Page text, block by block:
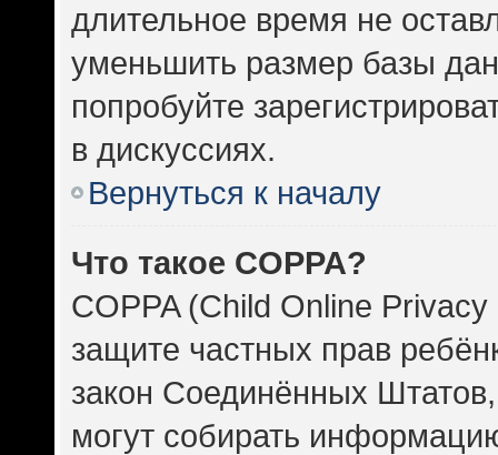
длительное время не
уменьшить размер базы
попробуйте
в дискуссиях.
Вернуться к началу
Что такое COPPA?
COPPA (Child Online
защите частных прав
закон Соединённых
могут собирать